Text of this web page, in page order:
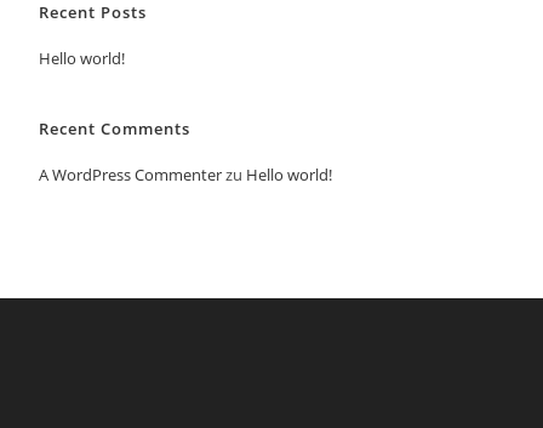
Recent Posts
Hello world!
Recent Comments
A WordPress Commenterzu Hello world!